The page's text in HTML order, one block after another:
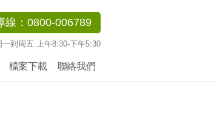
線：0800-006789
到周五 上午8:30-下午5:30
檔案下載 聯絡我們